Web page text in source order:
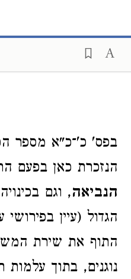
בפס' כ'־כ"א מספר
הנזכרת כאן בפעם
הנביאה, וגם
הגדול (עיין
התוף את שירת
נוגנים, בתוך עלמות